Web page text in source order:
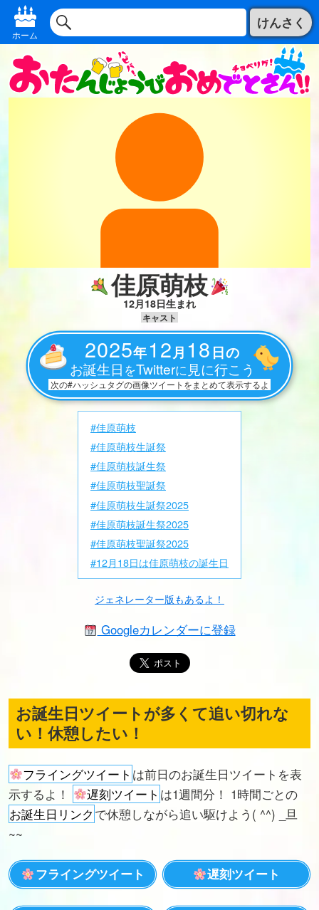
ホーム
けんさく
佳原萌枝
12月18日生まれ
キャスト
2025年12月 18 日の
お誕生日 をTwitterに 見に行こう
次の#ハッシュタグの画像ツイートをまとめて表示するよ
#佳原萌枝
#佳原萌枝生誕祭
#佳原萌枝誕生祭
#佳原萌枝聖誕祭
#佳原萌枝生誕祭2025
#佳原萌枝誕生祭2025
#佳原萌枝聖誕祭2025
#12月18日は佳原萌枝の誕生日
ジェネレーター版もあるよ！
Googleカレンダーに登録
お誕生日ツイートが多くて追い切れな
い！休憩したい！
フライングツイート は前日のお誕生日ツイートを表
示するよ！
遅刻ツイート は1週間分！ 1時間ごとの
お誕生日リンク で休憩しながら追い駆けよう( ^^) _旦
~~
フライングツイート 遅刻ツイート